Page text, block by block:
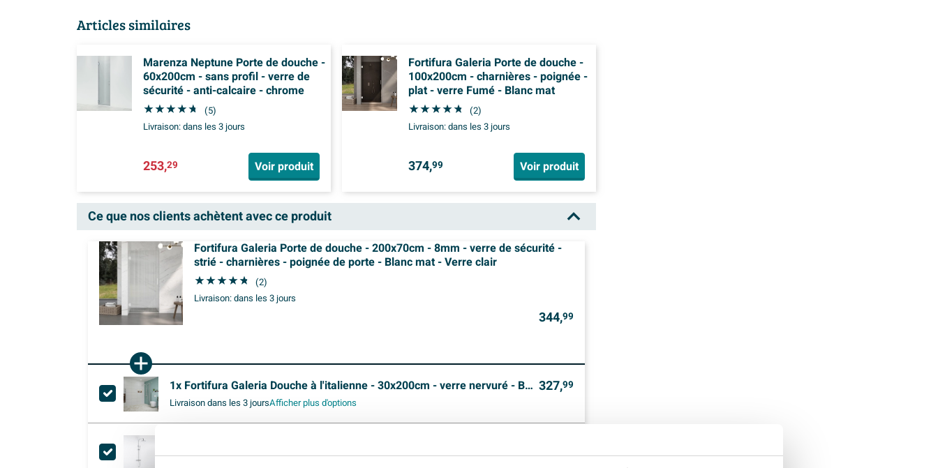
Articles similaires
Marenza Neptune Porte de douche -
60x200cm - sans profil - verre de
sécurité - anti-calcaire - chrome
(5)
Livraison:dans les 3 jours
253,29 Voir produit
Fortifura Galeria Porte de douche -
100x200cm - charnières - poignée -
plat - verre Fumé - Blanc mat
(2)
Livraison:dans les 3 jours
374,99 Voir produit
Ce que nos clients achètent avec ce produit
Fortifura Galeria Porte de douche - 200x70cm - 8mm - verre de sécurité -
strié - charnières - poignée de porte - Blanc mat - Verre clair
(2)
Livraison:dans les 3 jours
344,99
1x Fortifura Galeria Douche à l'italienne - 30x200cm - verre nervuré - Blanc mat
Livraisondans les 3 jours
327,99
Afficher plus d'options